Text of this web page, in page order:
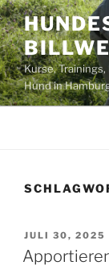
Zum
Inhalt
springen
Kurse,
Hund in
AM
JULI 30, 2025